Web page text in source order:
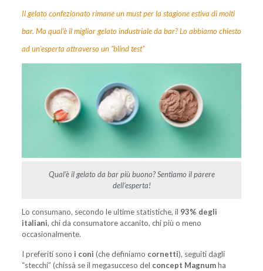
Il gelato confezionato rimane un must per la stagione estiva di molti
bar. Ma qual’è il miglior gelato industriale da bar? Lo abbiamo chiesto
ad un’esperta attraverso un “blind test”
Qual’è il gelato da bar più buono? Sentiamo il parere
dell’esperta!
Lo consumano, secondo le ultime statistiche, il 93% degli
italiani, chi da consumatore accanito, chi più o meno
occasionalmente.
I preferiti sono i coni (che definiamo cornetti), seguiti dagli
“stecchi” (chissà se il megasucceso del concept Magnumha